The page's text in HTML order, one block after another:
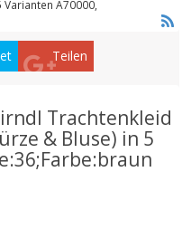
Varianten A70000,
Teilen
Trachtenkleid
& Bluse) in 5